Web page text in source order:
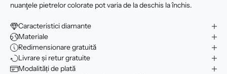
nuanţele pietrelor colorate pot varia de la deschis la închis.
Caracteristici diamante
Materiale
Redimensionare gratuită
Livrare și retur gratuite
Modalități de plată